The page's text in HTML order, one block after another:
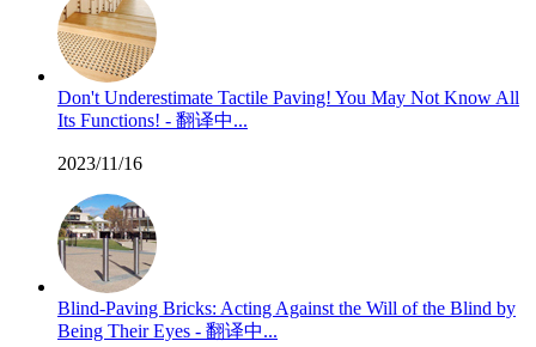
Don't Underestimate Tactile Paving! You May Not Know All
Its Functions! - 翻译中...
2023/11/16
Blind-Paving Bricks: Acting Against the Will of the Blind by
Being Their Eyes - 翻译中...